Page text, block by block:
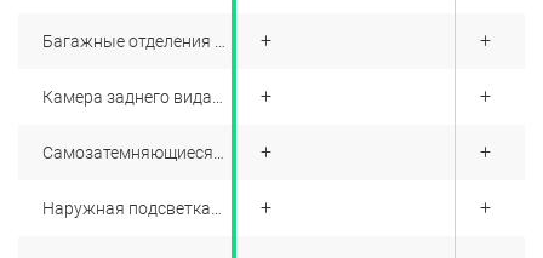
Багажные отделения в
складываемые задние
Камера заднего вида
Самозатемняющиеся
Наружная подсветка
+
+
+
+
+
+
+
+
+
+
+
+